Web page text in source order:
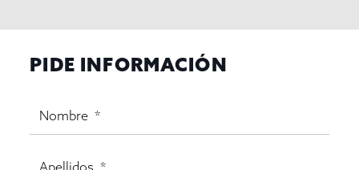
PIDE INFORMACIÓN